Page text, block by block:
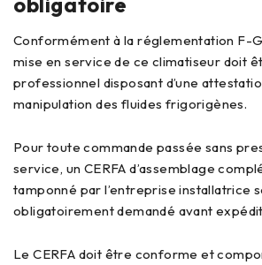
Conformément à la réglementation F-
mise en service de ce climatiseur doit
professionnel disposant d’une
manipulation des fluides frigorigènes.
Pour toute commande passée sans
service, un CERFA d’assemblage
tamponné par l’entreprise installatrice
obligatoirement demandé avant
Le CERFA doit être conforme et